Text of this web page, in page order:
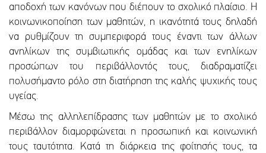
αποδοχή των κανόνων που διέπουν το σχολικό πλαίσιο. Η
κοινωνικοποίηση των μαθητών, η ικανότητά τους δηλαδή
να ρυθμίζουν τη συμπεριφορά τους έναντι των άλλων
ανηλίκων της συμβιωτικής ομάδας και των ενηλίκων
προσώπων του περιβάλλοντός τους, διαδραματίζει
πολυσήμαντο ρόλο στη διατήρηση της καλής ψυχικής τους
υγείας.
Μέσω της αλληλεπίδρασης των μαθητών με το σχολικό
περιβάλλον διαμορφώνεται η προσωπική και κοινωνική
τους ταυτότητα. Κατά τη διάρκεια της φοίτησής τους, τα